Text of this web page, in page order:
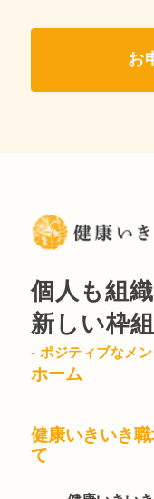
お
個人も組
新しい枠
- ポジティブなメ
ホーム
健康いきいき
て